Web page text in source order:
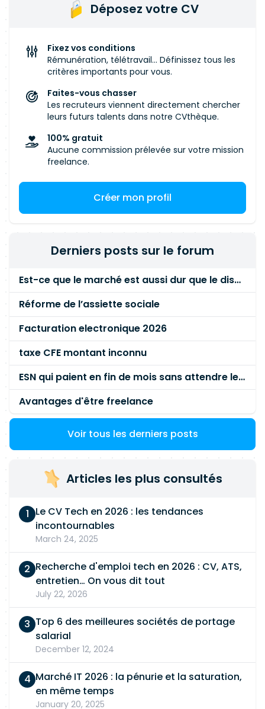
Déposez votre CV
Fixez vos conditions
Rémunération, télétravail... Définissez tous les
critères importants pour vous.
Faites-vous chasser
Les recruteurs viennent directement chercher
leurs futurs talents dans notre CVthèque.
100% gratuit
Aucune commission prélevée sur votre mission
freelance.
Créer mon profil
Derniers posts sur le forum
Est-ce que le marché est aussi dur que le disent les commerciaux ?
Réforme de l’assiette sociale
Facturation electronique 2026
taxe CFE montant inconnu
ESN qui paient en fin de mois sans attendre le paiement client ?
Avantages d'être freelance
Voir tous les derniers posts
Articles les plus consultés
Le CV Tech en 2026 : les tendances
incontournables
March 24, 2025
Recherche d'emploi tech en 2026 : CV, ATS,
entretien… On vous dit tout
July 22, 2026
Top 6 des meilleures sociétés de portage
salarial
December 12, 2024
Marché IT 2026 : la pénurie et la saturation,
en même temps
January 20, 2025